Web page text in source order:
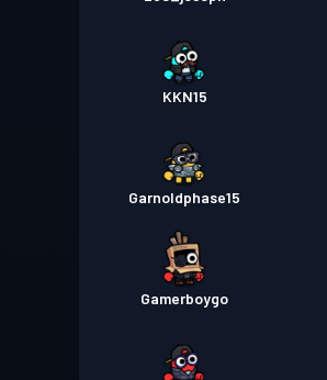
KKN15
Garnoldphase15
Gamerboygo